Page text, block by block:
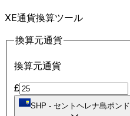
XE通貨換算ツール
換算元通貨
換算元通貨
£
SHP - セントヘレナ島ポンド